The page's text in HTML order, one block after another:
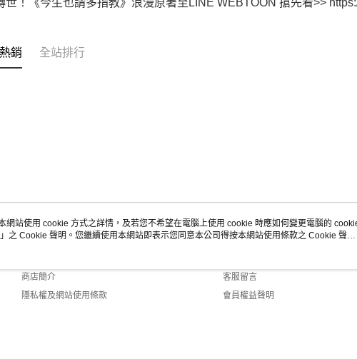
世！《今生也請多指教》浪漫原著至LINE WEBTOON 搶先看>>
銷 全站排行
關於我們
商店簡介
隱私權及網站使用條款
客服資訊
客服留言
會員權益聲明
網站使用 cookie 方式之詳情，及若您不希望在電腦上使用 cookie 時應如何變更電腦的
」之 Cookie 聲明。您繼續使用本網站即表示您同意本公司得按本網站使用條款之 Cookie 聲明